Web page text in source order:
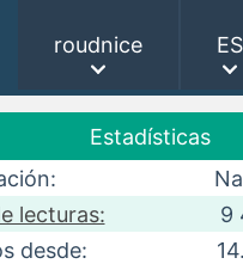
roudnice ES
Estadísticas
lecturas:
9
desde: